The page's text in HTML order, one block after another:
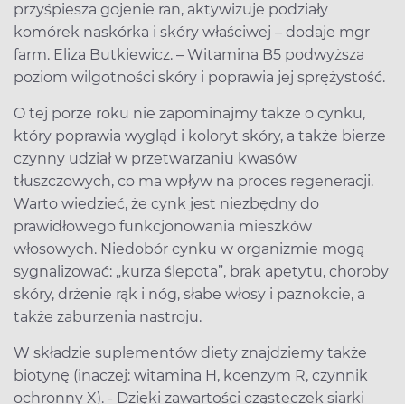
przyśpiesza gojenie ran, aktywizuje podziały
komórek naskórka i skóry właściwej – dodaje mgr
farm. Eliza Butkiewicz. – Witamina B5 podwyższa
poziom wilgotności skóry i poprawia jej sprężystość.
O tej porze roku nie zapominajmy także o cynku,
który poprawia wygląd i koloryt skóry, a także bierze
czynny udział w przetwarzaniu kwasów
tłuszczowych, co ma wpływ na proces regeneracji.
Warto wiedzieć, że cynk jest niezbędny do
prawidłowego funkcjonowania mieszków
włosowych. Niedobór cynku w organizmie mogą
sygnalizować: „kurza ślepota”, brak apetytu, choroby
skóry, drżenie rąk i nóg, słabe włosy i paznokcie, a
także zaburzenia nastroju.
W składzie suplementów diety znajdziemy także
biotynę (inaczej: witamina H, koenzym R, czynnik
ochronny X). - Dzięki zawartości cząsteczek siarki